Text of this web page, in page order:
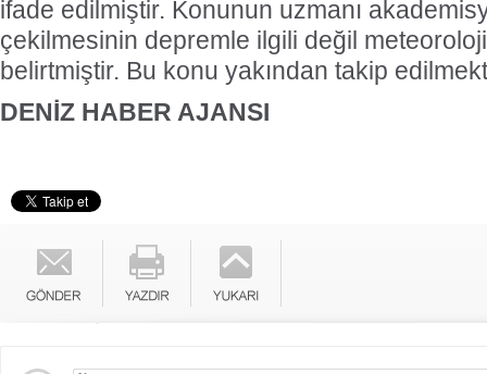
ifade edilmiştir. Konunun uzmanı
çekilmesinin depremle ilgili değil
belirtmiştir. Bu konu yakından takip
DENİZ HABER AJANSI